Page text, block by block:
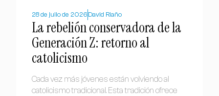
28 de julio de 2026 David Riaño
La rebelión conservadora de la
Generación Z: retorno al
catolicismo
Cada vez más jóvenes están volviendo al
catolicismo tradicional. Esta tradición ofrece